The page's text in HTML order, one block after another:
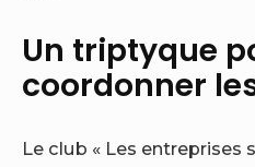
Un triptyque
coordonner
Le club « Les entreprises